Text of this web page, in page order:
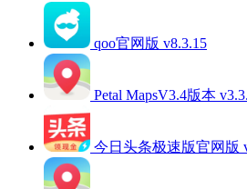
qoo官网版 v8.3.15
Petal MapsV3.4版本
今日头条极速版官网版